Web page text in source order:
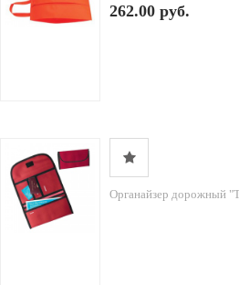
262.00 руб.
Органайзер дорожный